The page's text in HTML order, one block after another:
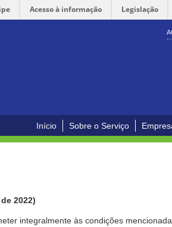
Acesso à informação Legislação
Início Sobre o Serviço
2022)
integralmente às condições